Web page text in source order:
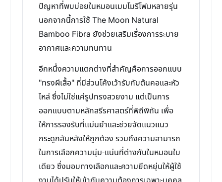
ปัญหาที่พบบ่อยในหมอนเมมโมรีโฟมหลายรุ่น
นอกจากนี้การใช้ The Moon Natural
Bamboo Fibra ยังช่วยเสริมเรื่องการระบาย
อากาศและความทนทาน
อีกหนึ่งความแตกต่างที่สำคัญคือการออกแบบ
"ทรงผีเสื้อ" ที่มีส่วนโค้งเว้ารับกับต้นคอและหัว
ไหล่ ซึ่งไม่ใช่แค่รูปทรงสวยงาม แต่เป็นการ
ออกแบบตามหลักสรีรศาสตร์ที่พิถีพิถัน เพื่อ
ให้การรองรับที่แม่นยำและช่วยจัดแนวแนว
กระดูกสันหลังให้ถูกต้อง รวมถึงความสามารถ
ในการเลือกความนุ่ม-แน่นที่ต่างกันในหมอนใบ
เดียว ซึ่งมอบทางเลือกและความยืดหยุ่นให้ผู้ใช้